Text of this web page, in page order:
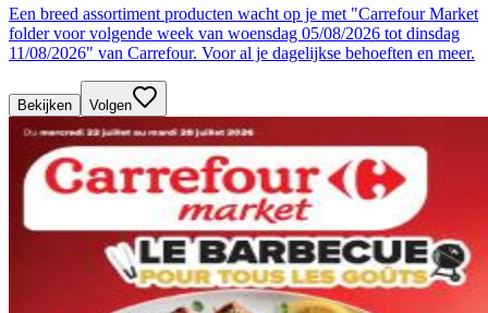
Een breed assortiment producten wacht op je met "Carrefour Market
folder voor volgende week van woensdag 05/08/2026 tot dinsdag
11/08/2026" van Carrefour. Voor al je dagelijkse behoeften en meer.
Bekijken Volgen